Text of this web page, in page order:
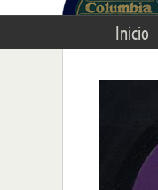
Inicio